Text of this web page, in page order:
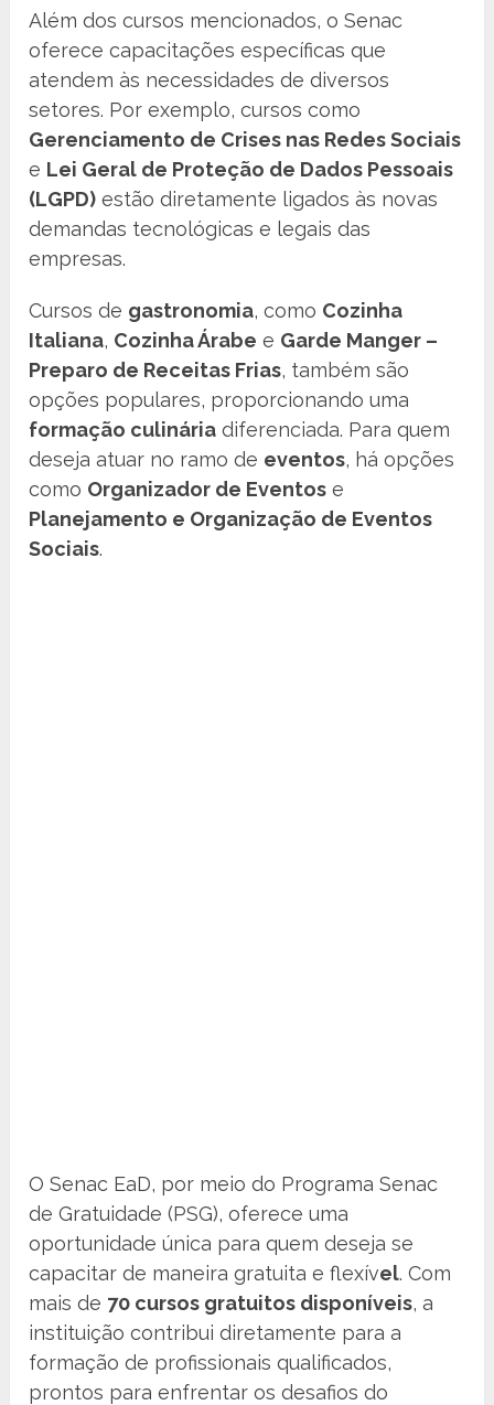
Além dos cursos mencionados, o Senac
oferece capacitações específicas que
atendem às necessidades de diversos
setores. Por exemplo, cursos como
Gerenciamento de Crises nas Redes Sociais
e Lei Geral de Proteção de Dados Pessoais
(LGPD) estão diretamente ligados às novas
demandas tecnológicas e legais das
empresas.
Cursos de gastronomia, como Cozinha
Italiana, Cozinha Árabe e Garde Manger –
Preparo de Receitas Frias, também são
opções populares, proporcionando uma
formação culinária diferenciada. Para quem
deseja atuar no ramo de eventos, há opções
como Organizador de Eventos e
Planejamento e Organização de Eventos
Sociais.
O Senac EaD, por meio do Programa Senac
de Gratuidade (PSG), oferece uma
oportunidade única para quem deseja se
capacitar de maneira gratuita e flexível. Com
mais de 70 cursos gratuitos disponíveis, a
instituição contribui diretamente para a
formação de profissionais qualificados,
prontos para enfrentar os desafios do